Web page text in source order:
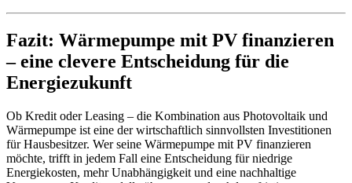
Fazit: Wärmepumpe mit PV finanzieren
– eine clevere Entscheidung für die
Energiezukunft
Ob Kredit oder Leasing – die Kombination aus Photovoltaik und
Wärmepumpe ist eine der wirtschaftlich sinnvollsten Investitionen
für Hausbesitzer. Wer seine Wärmepumpe mit PV finanzieren
möchte, trifft in jedem Fall eine Entscheidung für niedrige
Energiekosten, mehr Unabhängigkeit und eine nachhaltige